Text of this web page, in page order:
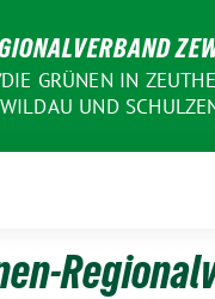
GRÜNEN IN
UND